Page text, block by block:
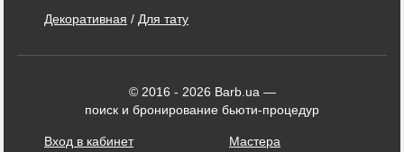
Декоративная / Для тату
© 2016 - 2026 Barb.ua —
поиск и бронирование бьюти-процедур
Вход в кабинет Мастера